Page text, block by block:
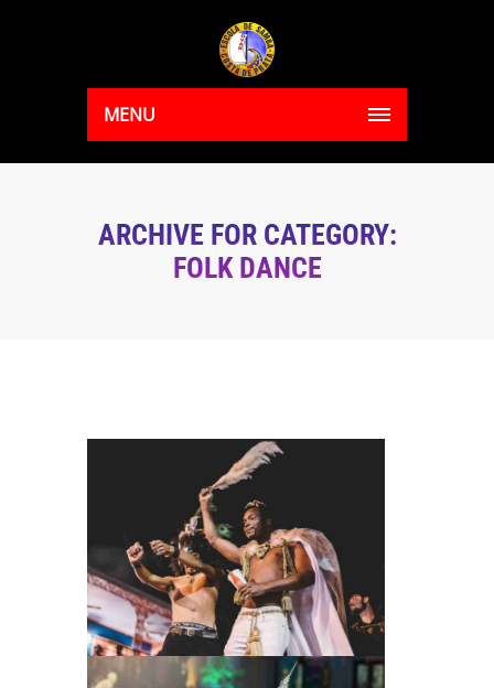
MENU
ARCHIVE FOR CATEGORY:
FOLK DANCE